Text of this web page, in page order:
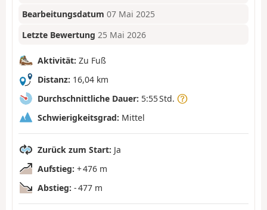
Bearbeitungsdatum 07 Mai 2025
Letzte Bewertung 25 Mai 2026
Aktivität: Zu Fuß
Distanz: 16,04 km
Durchschnittliche Dauer: 5:55 Std.
Schwierigkeitsgrad: Mittel
Zurück zum Start: Ja
Aufstieg: + 476 m
Abstieg: - 477 m